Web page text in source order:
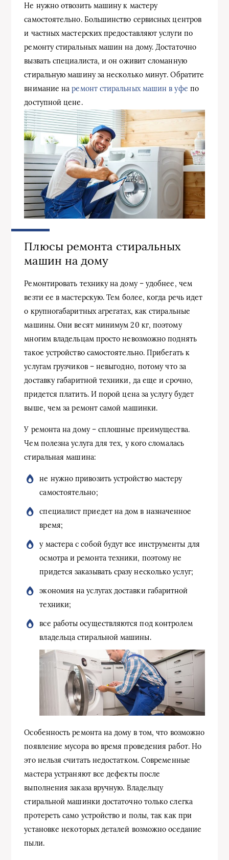
Не нужно отвозить машину к мастеру
самостоятельно. Большинство сервисных центров
и частных мастерских предоставляют услуги по
ремонту стиральных машин на дому. Достаточно
вызвать специалиста, и он оживит сломанную
стиральную машину за несколько минут. Обратите
внимание наремонт стиральных машин в уфе по
доступной цене.
Плюсы ремонта стиральных
машин на дому
Ремонтировать технику на дому – удобнее, чем
везти ее в мастерскую. Тем более, когда речь идет
о крупногабаритных агрегатах, как стиральные
машины. Они весят минимум 20 кг, поэтому
многим владельцам просто невозможно поднять
такое устройство самостоятельно. Прибегать к
услугам грузчиков – невыгодно, потому что за
доставку габаритной техники, да еще и срочно,
придется платить. И порой цена за услугу будет
выше, чем за ремонт самой машинки.
У ремонта на дому – сплошные преимущества.
Чем полезна услуга для тех, у кого сломалась
стиральная машина:
не нужно привозить устройство мастеру
самостоятельно;
специалист приедет на дом в назначенное
время;
у мастера с собой будут все инструменты для
осмотра и ремонта техники, поэтому не
придется заказывать сразу несколько услуг;
экономия на услугах доставки габаритной
техники;
все работы осуществляются под контролем
владельца стиральной машины.
Особенность ремонта на дому в том, что возможно
появление мусора во время проведения работ. Но
это нельзя считать недостатком. Современные
мастера устраняют все дефекты после
выполнения заказа вручную. Владельцу
стиральной машинки достаточно только слегка
протереть само устройство и полы, так как при
установке некоторых деталей возможно оседание
пыли.